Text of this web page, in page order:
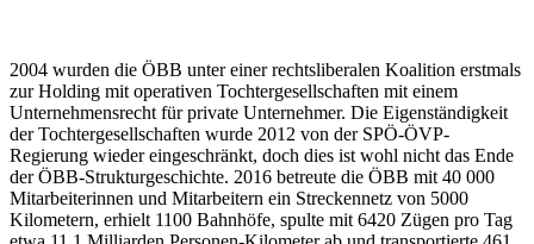
2004 wurden die ÖBB unter einer rechtsliberalen Koalition erstmals
zur Holding mit operativen Tochtergesellschaften mit einem
Unternehmensrecht für private Unternehmer. Die Eigenständigkeit
der Tochtergesellschaften wurde 2012 von der SPÖ-ÖVP-
Regierung wieder eingeschränkt, doch dies ist wohl nicht das Ende
der ÖBB-Strukturgeschichte. 2016 betreute die ÖBB mit 40 000
Mitarbeiterinnen und Mitarbeitern ein Streckennetz von 5000
Kilometern, erhielt 1100 Bahnhöfe, spulte mit 6420 Zügen pro Tag